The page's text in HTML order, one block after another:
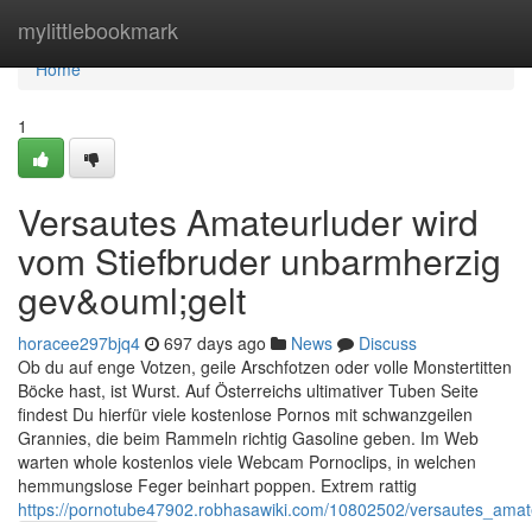
mylittlebookmark
Home
Home
1
Versautes Amateurluder wird
vom Stiefbruder unbarmherzig
gev&ouml;gelt
horacee297bjq4 697 days ago News
Discuss
Ob du auf enge Votzen, geile Arschfotzen oder volle Monstertitten
Böcke hast, ist Wurst. Auf Österreichs ultimativer Tuben Seite
findest Du hierfür viele kostenlose Pornos mit schwanzgeilen
Grannies, die beim Rammeln richtig Gasoline geben. Im Web
warten whole kostenlos viele Webcam Pornoclips, in welchen
hemmungslose Feger beinhart poppen. Extrem rattig
https://pornotube47902.robhasawiki.com/10802502/